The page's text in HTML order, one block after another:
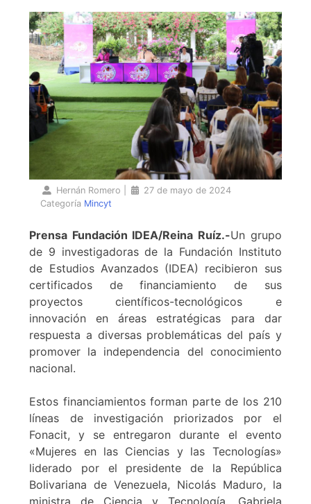
Hernán Romero
27 de mayo de 2024
Categoría Mincyt
Prensa Fundación IDEA/Reina Ruíz.-Un grupo
de 9 investigadoras de la Fundación Instituto
de Estudios Avanzados (IDEA) recibieron sus
certificados de financiamiento de sus
proyectos científicos-tecnológicos e
innovación en áreas estratégicas para dar
respuesta a diversas problemáticas del país y
promover la independencia del conocimiento
nacional.
Estos financiamientos forman parte de los 210
líneas de investigación priorizados por el
Fonacit, y se entregaron durante el evento
«Mujeres en las Ciencias y las Tecnologías»
liderado por el presidente de la República
Bolivariana de Venezuela, Nicolás Maduro, la